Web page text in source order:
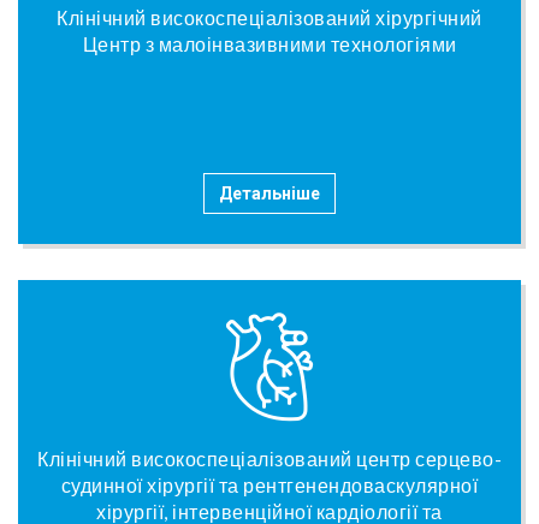
Клінічний високоспеціалізований хірургічний
Центр з малоінвазивними технологіями
Детальніше
Клінічний високоспеціалізований центр серцево-
судинної хірургії та рентгенендоваскулярної
хірургії, інтервенційної кардіології та